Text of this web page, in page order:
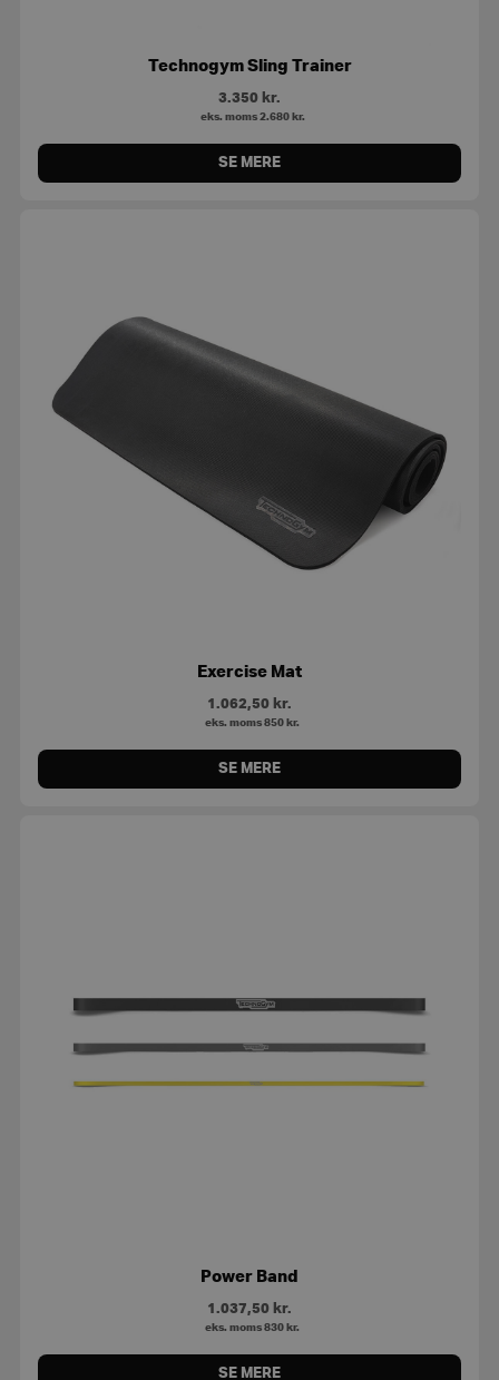
Technogym Sling Trainer
3.350 kr.
eks. moms 2.680 kr.
SE MERE
Exercise Mat
1.062,50 kr.
eks. moms 850 kr.
SE MERE
Power Band
1.037,50 kr.
eks. moms 830 kr.
SE MERE